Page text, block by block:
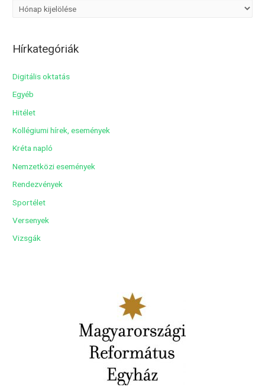
h
m
Hírkategóriák
Digitális oktatás
Egyéb
Hitélet
Kollégiumi hírek, események
Kréta napló
Nemzetközi események
Rendezvények
Sportélet
Versenyek
Vizsgák